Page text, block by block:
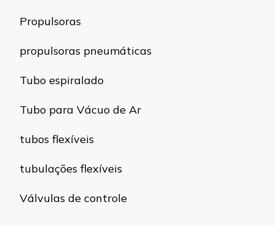
Propulsoras
propulsoras pneumáticas
Tubo espiralado
Tubo para Vácuo de Ar
tubos flexíveis
tubulações flexíveis
Válvulas de controle